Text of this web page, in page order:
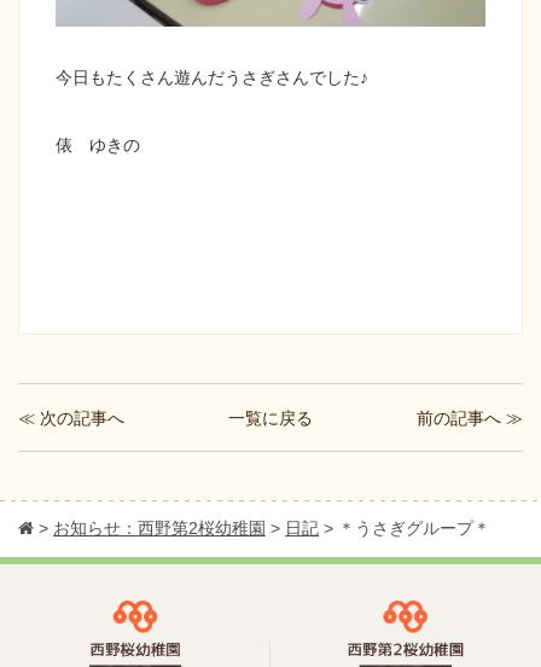
今日もたくさん遊んだうさぎさんでした♪
俵 ゆきの
≪ 次の記事へ 一覧に戻る 前の記事へ ≫
> お知らせ：西野第2桜幼稚園 > 日記 > ＊うさぎグループ＊